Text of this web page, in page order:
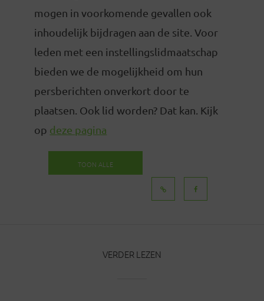
mogen in voorkomende gevallen ook
inhoudelijk bijdragen aan de site. Voor
leden met een instellingslidmaatschap
bieden we de mogelijkheid om hun
persberichten onverkort door te
plaatsen. Ook lid worden? Dat kan. Kijk
op deze pagina
TOON ALLE
VERDER LEZEN